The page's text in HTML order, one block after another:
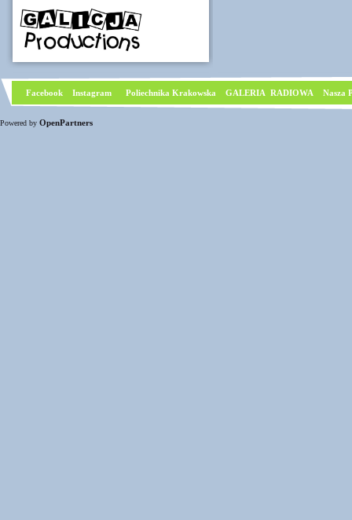
Facebook Instagram Poliechnika Krakowska GALERIA RADIOWA Nasza
Powered by OpenPartners